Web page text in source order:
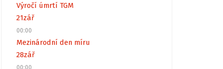
Výročí úmrtí TGM
21zář
00:00
Mezinárodní den míru
28zář
00:00